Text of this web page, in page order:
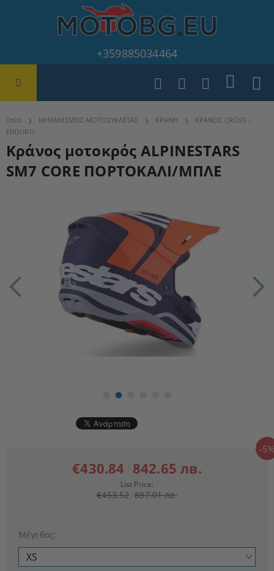
+359885034464
Σπίτι ΜΗΧΑΝΙΣΜΟΣ ΜΟΤΟΣΥΚΛΕΤΑΣ ΚΡΑΝΗ
ΚΡΑΝΟΣ CROSS -
ENDURO
Κράνος μοτοκρός ALPINESTARS
SM7 CORE ΠΟΡΤΟΚΑΛΙ/ΜΠΛΕ
-
€430.84 842.65 лв.
List Price:
€453.52 887.01 лв.
Μέγεθος: